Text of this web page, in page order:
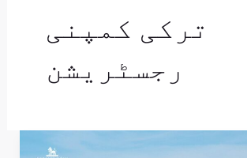
ترکی کمپنی
رجسٹریشن